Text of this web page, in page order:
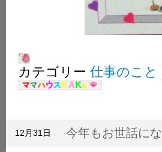
カテゴリー 仕事のこと
今年もお世話にな
12月31日